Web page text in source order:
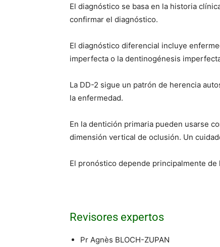
El diagnóstico se basa en la historia
confirmar el diagnóstico.
El diagnóstico diferencial incluye
imperfecta o la dentinogénesis
La DD-2 sigue un patrón de herencia
la enfermedad.
En la dentición primaria pueden usarse
dimensión vertical de oclusión. Un
El pronóstico depende principalmente
Revisores expertos
Pr Agnès BLOCH-ZUPAN